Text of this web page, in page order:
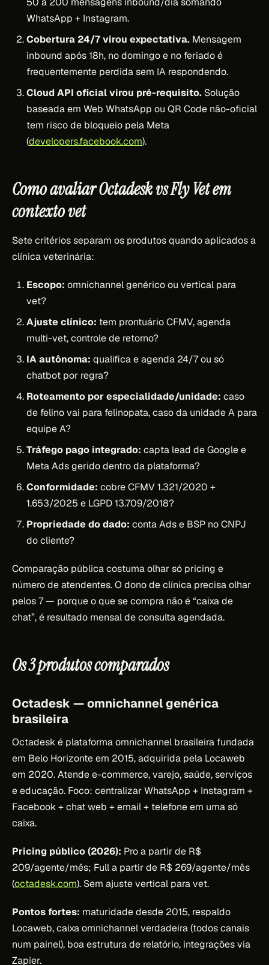
WhatsApp + Instagram.
Cobertura 24/7 virou expectativa. Mensagem
inbound após 18h, no domingo e no feriado é
frequentemente perdida sem IA respondendo.
Cloud API oficial virou pré-requisito. Solução
baseada em Web WhatsApp ou QR Code não-oficial
tem risco de bloqueio pela Meta
(developers.facebook.com).
Como avaliar Octadesk vs Fly Vet em
contexto vet
Sete critérios separam os produtos quando aplicados a
clínica veterinária:
Escopo: omnichannel genérico ou vertical para
vet?
Ajuste clínico: tem prontuário CFMV, agenda
multi-vet, controle de retorno?
IA autônoma: qualifica e agenda 24/7 ou só
chatbot por regra?
Roteamento por especialidade/unidade: caso
de felino vai para felinopata, caso da unidade A para
equipe A?
Tráfego pago integrado: capta lead de Google e
Meta Ads gerido dentro da plataforma?
Conformidade: cobre CFMV 1.321/2020 +
1.653/2025 e LGPD 13.709/2018?
Propriedade do dado: conta Ads e BSP no CNPJ
do cliente?
Comparação pública costuma olhar só pricing e
número de atendentes. O dono de clínica precisa olhar
pelos 7 — porque o que se compra não é “caixa de
chat”, é resultado mensal de consulta agendada.
Os 3 produtos comparados
Octadesk — omnichannel genérica
brasileira
Octadesk é plataforma omnichannel brasileira fundada
em Belo Horizonte em 2015, adquirida pela Locaweb
em 2020. Atende e-commerce, varejo, saúde, serviços
e educação. Foco: centralizar WhatsApp + Instagram +
Facebook + chat web + email + telefone em uma só
caixa.
Pricing público (2026): Pro a partir de R$
209/agente/mês; Full a partir de R$ 269/agente/mês
(octadesk.com). Sem ajuste vertical para vet.
Pontos fortes: maturidade desde 2015, respaldo
Locaweb, caixa omnichannel verdadeira (todos canais
num painel), boa estrutura de relatório, integrações via
Zapier.